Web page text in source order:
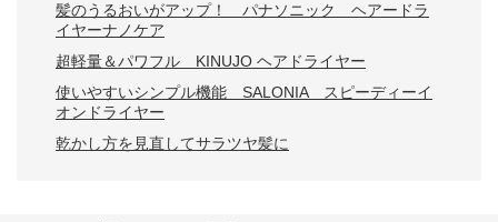
髪のうるおいがアップ！ パナソニック ヘアードラ
イヤーナノケア
超軽量＆パワフル KINUJO ヘアドライヤー
使いやすいシンプル機能 SALONIA スピーディーイ
オンドライヤー
乾かし方を見直してサラツヤ髪に